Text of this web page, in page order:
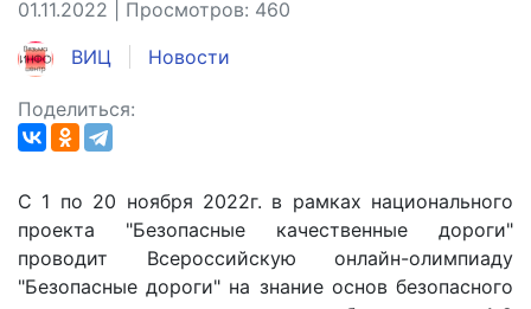
01.11.2022 | Просмотров: 460
ВИЦ Новости
Поделиться:
С 1 по 20 ноября 2022г. в рамках национального
проекта "Безопасные качественные дороги"
проводит Всероссийскую онлайн-олимпиаду
"Безопасные дороги" на знание основ безопасного